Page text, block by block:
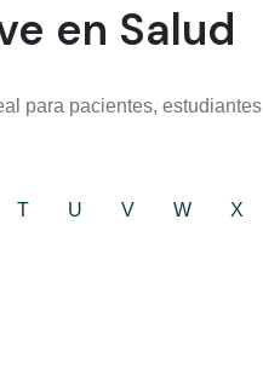
en Salud
para pacientes, estudiantes
T U V W X